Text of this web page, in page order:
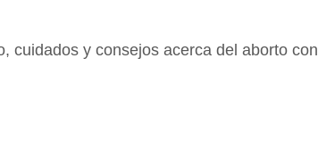
cuidados y consejos acerca del aborto con